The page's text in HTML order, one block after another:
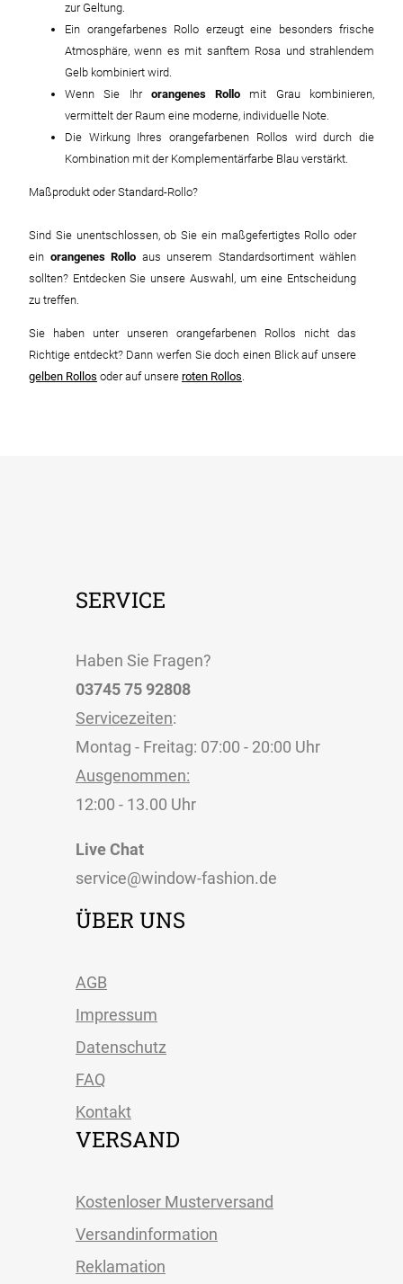
zur Geltung.
Ein orangefarbenes Rollo erzeugt eine besonders frische
Atmosphäre, wenn es mit sanftem Rosa und strahlendem
Gelb kombiniert wird.
Wenn Sie Ihr orangenes Rollo mit Grau kombinieren,
vermittelt der Raum eine moderne, individuelle Note.
Die Wirkung Ihres orangefarbenen Rollos wird durch die
Kombination mit der Komplementärfarbe Blau verstärkt.
Maßprodukt oder Standard-Rollo?
Sind Sie unentschlossen, ob Sie ein maßgefertigtes Rollo oder
ein orangenes Rollo aus unserem Standardsortiment wählen
sollten? Entdecken Sie unsere Auswahl, um eine Entscheidung
zu treffen.
Sie haben unter unseren orangefarbenen Rollos nicht das
Richtige entdeckt? Dann werfen Sie doch einen Blick auf unsere
gelben Rollos oder auf unsere roten Rollos.
SERVICE
Haben Sie Fragen?
03745 75 92808
Servicezeiten:
Montag - Freitag: 07:00 - 20:00 Uhr
Ausgenommen:
12:00 - 13.00 Uhr
Live Chat
service@window-fashion.de
ÜBER UNS
AGB
Impressum
Datenschutz
FAQ
Kontakt
VERSAND
Kostenloser Musterversand
Versandinformation
Reklamation